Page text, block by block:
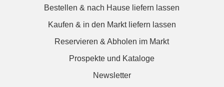
Bestellen & nach Hause liefern lassen
Kaufen & in den Markt liefern lassen
Reservieren & Abholen im Markt
Prospekte und Kataloge
Newsletter